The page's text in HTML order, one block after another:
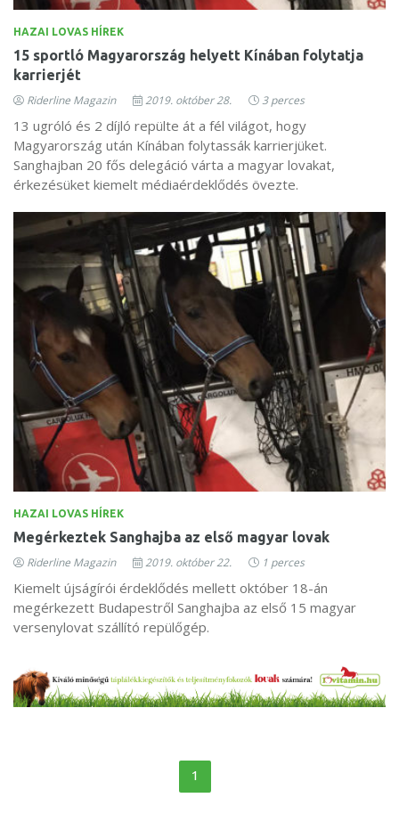
HAZAI LOVAS HÍREK
15 sportló Magyarország helyett Kínában folytatja
karrierjét
Riderline Magazin 2019. október 28. 3 perces
13 ugróló és 2 díjló repülte át a fél világot, hogy
Magyarország után Kínában folytassák karrierjüket.
Sanghajban 20 fős delegáció várta a magyar lovakat,
érkezésüket kiemelt médiaérdeklődés övezte.
HAZAI LOVAS HÍREK
Megérkeztek Sanghajba az első magyar lovak
Riderline Magazin 2019. október 22. 1 perces
Kiemelt újságírói érdeklődés mellett október 18-án
megérkezett Budapestről Sanghajba az első 15 magyar
versenylovat szállító repülőgép.
1